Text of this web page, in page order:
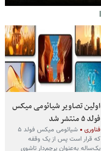
اولین تصاویر شیائومی میکس
فولد ۵ منتشر شد
فناوری
شیائومی میکس فولد ۵
که قرار است پس از یک وقفه
یک‌ساله به‌عنوان پرچم‌دار تاشوی